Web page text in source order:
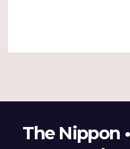
مجلة اليابان • The Nippon